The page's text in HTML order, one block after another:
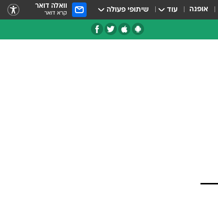
אופנה עוד שיתופי פעולה וואלה דואר
קרא דואר